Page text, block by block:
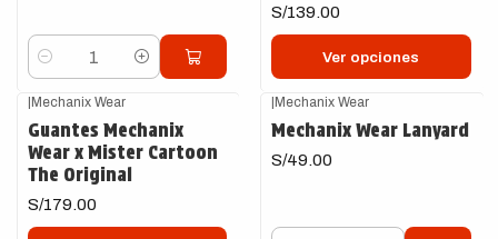
Cantidad
S/139.00
Ver opciones
|Mechanix Wear
Guantes Mechanix
Wear x Mister Cartoon
The Original
S/179.00
|Mechanix Wear
Mechanix Wear Lanyard
S/49.00